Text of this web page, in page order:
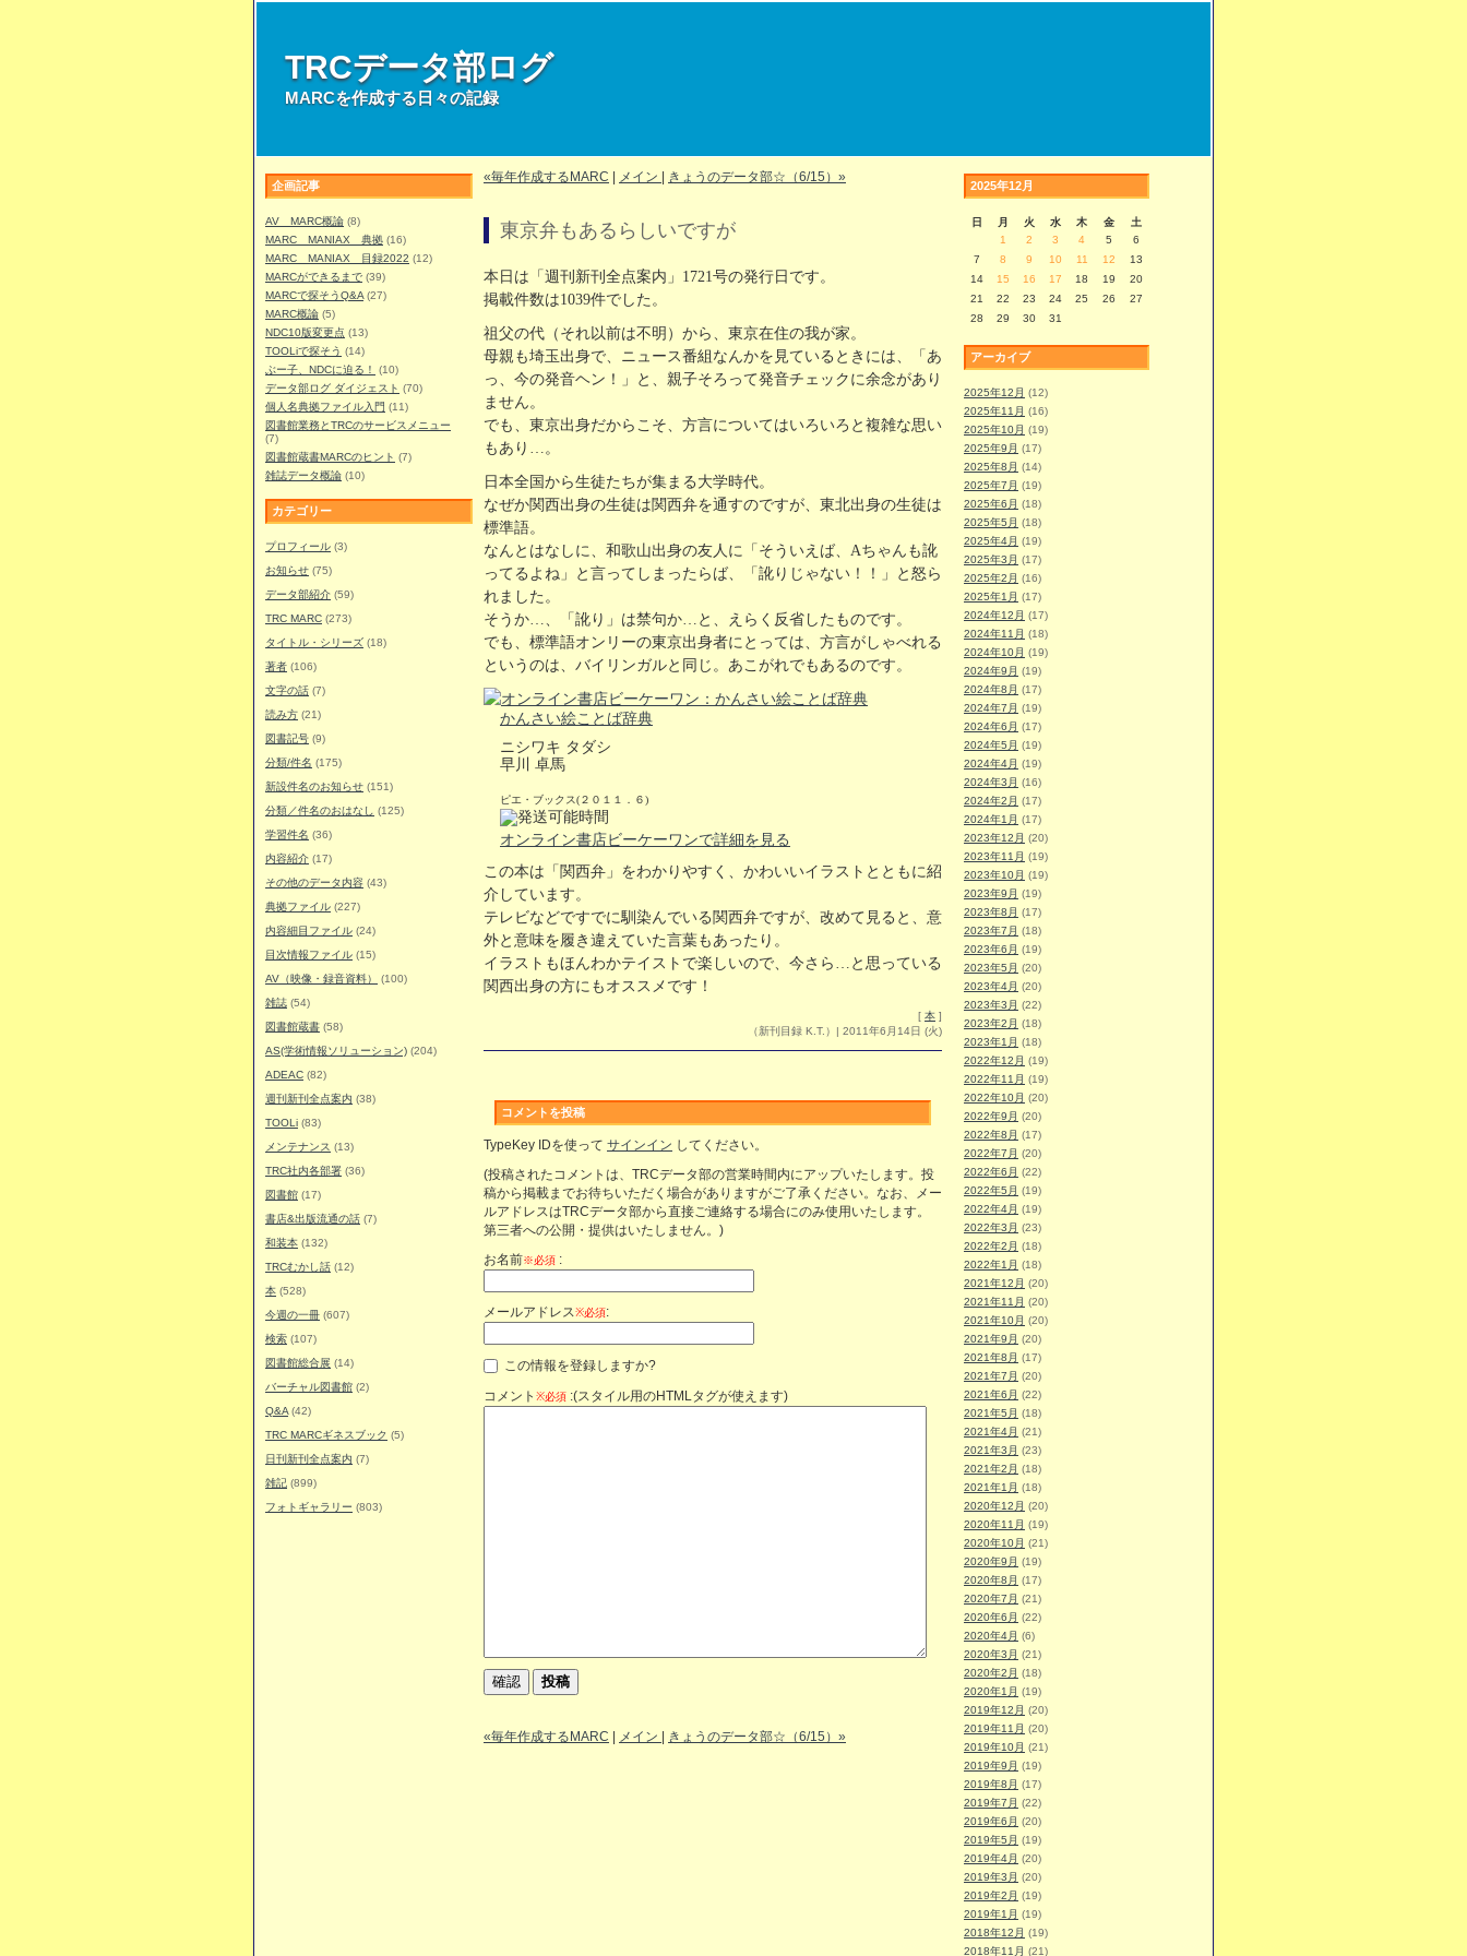
TRCデータ部ログ
MARCを作成する日々の記録
企画記事
AV MARC概論 (8)
MARC MANIAX 典拠 (16)
MARC MANIAX 目録2022 (12)
MARCができるまで (39)
MARCで探そうQ&A (27)
MARC概論 (5)
NDC10版変更点 (13)
TOOLiで探そう (14)
ぶー子、NDCに迫る！
(10)
データ部ログ ダイジェスト (70)
個人名典拠ファイル入門 (11)
図書館業務とTRCのサービスメニュー
(7)
図書館蔵書MARCのヒント (7)
雑誌データ概論 (10)
カテゴリー
プロフィール (3)
お知らせ (75)
データ部紹介 (59)
TRC MARC (273)
タイトル・シリーズ (18)
著者 (106)
文字の話 (7)
読み方 (21)
図書記号 (9)
分類/件名 (175)
新設件名のお知らせ (151)
分類／件名のおはなし
(125)
学習件名 (36)
内容紹介 (17)
その他のデータ内容 (43)
典拠ファイル (227)
内容細目ファイル (24)
目次情報ファイル (15)
AV（映像・録音資料）
(100)
雑誌 (54)
図書館蔵書 (58)
AS(学術情報ソリューション) (204)
ADEAC (82)
週刊新刊全点案内 (38)
TOOLi (83)
メンテナンス (13)
TRC社内各部署 (36)
図書館 (17)
書店&出版流通の話 (7)
和装本 (132)
TRCむかし話 (12)
本 (528)
今週の一冊 (607)
検索 (107)
図書館総合展 (14)
バーチャル図書館 (2)
Q&A (42)
TRC MARCギネスブック (5)
日刊新刊全点案内 (7)
雑記 (899)
フォトギャラリー (803)
«毎年作成するMARC メイン きょうのデータ部☆（6/15）»
東京弁もあるらしいですが
本日は「週刊新刊全点案内」1721号の発行日です。
掲載件数は1039件でした。
祖父の代（それ以前は不明）から、東京在住の我が家。
母親も埼玉出身で、ニュース番組なんかを見ているときには、「あ
っ、今の発音ヘン！」と、親子そろって発音チェックに余念があり
ません。
でも、東京出身だからこそ、方言についてはいろいろと複雑な思い
もあり…。
日本全国から生徒たちが集まる大学時代。
なぜか関西出身の生徒は関西弁を通すのですが、東北出身の生徒は
標準語。
なんとはなしに、和歌山出身の友人に「そういえば、Aちゃんも訛
ってるよね」と言ってしまったらば、「訛りじゃない！！」と怒ら
れました。
そうか…、「訛り」は禁句か…と、えらく反省したものです。
でも、標準語オンリーの東京出身者にとっては、方言がしゃべれる
というのは、バイリンガルと同じ。あこがれでもあるのです。
かんさい絵ことば辞典
ニシワキ タダシ
早川 卓馬
ピエ・ブックス(２０１１．６)
オンライン書店ビーケーワンで詳細を見る
この本は「関西弁」をわかりやすく、かわいいイラストとともに紹
介しています。
テレビなどですでに馴染んでいる関西弁ですが、改めて見ると、意
外と意味を履き違えていた言葉もあったり。
イラストもほんわかテイストで楽しいので、今さら…と思っている
関西出身の方にもオススメです！
[ 本 ]
（新刊目録 K.T.）| 2011年6月14日 (火)
コメントを投稿
TypeKey IDを使って サインイン してください。
(投稿されたコメントは、TRCデータ部の営業時間内にアップいたします。投
稿から掲載までお待ちいただく場合がありますがご了承ください。なお、メー
ルアドレスはTRCデータ部から直接ご連絡する場合にのみ使用いたします。
第三者への公開・提供はいたしません。)
お名前※必須 :
メールアドレス※必須:
この情報を登録しますか?
コメント ※必須 :(スタイル用のHTMLタグが使えます)
«毎年作成するMARC メイン きょうのデータ部☆（6/15）»
2025年12月
日 月 火 水 木 金
土
1
2 3 4 5
6
7
8 9 10 11 12
13
14
15 16 17 18 19
20
21
22 23 24 25 26
27
28
29 30 31
アーカイブ
2025年12月 (12)
2025年11月 (16)
2025年10月 (19)
2025年9月 (17)
2025年8月 (14)
2025年7月 (19)
2025年6月 (18)
2025年5月 (18)
2025年4月 (19)
2025年3月 (17)
2025年2月 (16)
2025年1月 (17)
2024年12月 (17)
2024年11月 (18)
2024年10月 (19)
2024年9月 (19)
2024年8月 (17)
2024年7月 (19)
2024年6月 (17)
2024年5月 (19)
2024年4月 (19)
2024年3月 (16)
2024年2月 (17)
2024年1月 (17)
2023年12月 (20)
2023年11月 (19)
2023年10月 (19)
2023年9月 (19)
2023年8月 (17)
2023年7月 (18)
2023年6月 (19)
2023年5月 (20)
2023年4月 (20)
2023年3月 (22)
2023年2月 (18)
2023年1月 (18)
2022年12月 (19)
2022年11月 (19)
2022年10月 (20)
2022年9月 (20)
2022年8月 (17)
2022年7月 (20)
2022年6月 (22)
2022年5月 (19)
2022年4月 (19)
2022年3月 (23)
2022年2月 (18)
2022年1月 (18)
2021年12月 (20)
2021年11月 (20)
2021年10月 (20)
2021年9月 (20)
2021年8月 (17)
2021年7月 (20)
2021年6月 (22)
2021年5月 (18)
2021年4月 (21)
2021年3月 (23)
2021年2月 (18)
2021年1月 (18)
2020年12月 (20)
2020年11月 (19)
2020年10月 (21)
2020年9月 (19)
2020年8月 (17)
2020年7月 (21)
2020年6月 (22)
2020年4月 (6)
2020年3月 (21)
2020年2月 (18)
2020年1月 (19)
2019年12月 (20)
2019年11月 (20)
2019年10月 (21)
2019年9月 (19)
2019年8月 (17)
2019年7月 (22)
2019年6月 (20)
2019年5月 (19)
2019年4月 (20)
2019年3月 (20)
2019年2月 (19)
2019年1月 (19)
2018年12月 (19)
2018年11月 (21)